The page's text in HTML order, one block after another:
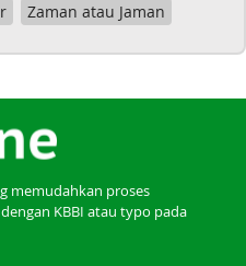
Zaman atau Jaman
memudahkan proses
KBBI atau typo pada